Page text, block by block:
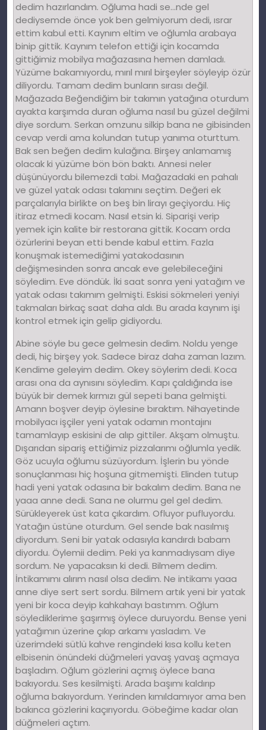
dedim hazırlandım. Oğluma hadi se…nde gel
dediysemde önce yok ben gelmiyorum dedi, ısrar
ettim kabul etti. Kaynım eltim ve oğlumla arabaya
binip gittik. Kaynım telefon ettiği için kocamda
gittiğimiz mobilya mağazasına hemen damladı.
Yüzüme bakamıyordu, mırıl mırıl birşeyler söyleyip özür
diliyordu. Tamam dedim bunların sırası değil.
Mağazada Beğendiğim bir takımın yatağına oturdum
ayakta karşımda duran oğluma nasıl bu güzel değilmi
diye sordum. Serkan omzunu silkip bana ne gibisinden
cevap verdi ama kolundan tutup yanıma oturttum.
Bak sen beğen dedim kulağına. Birşey anlamamış
olacak ki yüzüme bön bön baktı. Annesi neler
düşünüyordu bilemezdi tabi. Mağazadaki en pahalı
ve güzel yatak odası takımını seçtim. Değeri ek
parçalarıyla birlikte on beş bin lirayı geçiyordu. Hiç
itiraz etmedi kocam. Nasıl etsin ki. Siparişi verip
yemek için kalite bir restorana gittik. Kocam orda
özürlerini beyan etti bende kabul ettim. Fazla
konuşmak istemediğimi yatakodasının
değişmesinden sonra ancak eve gelebileceğini
söyledim. Eve döndük. İki saat sonra yeni yatağım ve
yatak odası takımım gelmişti. Eskisi sökmeleri yeniyi
takmaları birkaç saat daha aldı. Bu arada kaynım işi
kontrol etmek için gelip gidiyordu.
Abine söyle bu gece gelmesin dedim. Noldu yenge
dedi, hiç birşey yok. Sadece biraz daha zaman lazım.
Kendime geleyim dedim. Okey söylerim dedi. Koca
arası ona da aynısını söyledim. Kapı çaldığında ise
büyük bir demek kırmızı gül sepeti bana gelmişti.
Amann boşver deyip öylesine bıraktım. Nihayetinde
mobilyacı işçiler yeni yatak odamın montajını
tamamlayıp eskisini de alıp gittiler. Akşam olmuştu.
Dışarıdan sipariş ettiğimiz pizzalarımı oğlumla yedik.
Göz ucuyla oğlumu süzüyordum. İşlerin bu yönde
sonuçlanması hiç hoşuna gitmemişti. Elinden tutup
hadi yeni yatak odasına bir bakalım dedim. Bana ne
yaaa anne dedi. Sana ne olurmu gel gel dedim.
Sürükleyerek üst kata çıkardım. Ofluyor pufluyordu.
Yatağın üstüne oturdum. Gel sende bak nasılmış
diyordum. Seni bir yatak odasıyla kandırdı babam
diyordu. Öylemii dedim. Peki ya kanmadıysam diye
sordum. Ne yapacaksın ki dedi. Bilmem dedim.
İntikamımı alırım nasıl olsa dedim. Ne intikamı yaaa
anne diye sert sert sordu. Bilmem artık yeni bir yatak
yeni bir koca deyip kahkahayı bastımm. Oğlum
söylediklerime şaşırmış öylece duruyordu. Bense yeni
yatağımın üzerine çıkıp arkamı yasladım. Ve
üzerimdeki sütlü kahve rengindeki kısa kollu keten
elbisenin önündeki düğmeleri yavaş yavaş açmaya
başladım. Oğlum gözlerini açmış öylece bana
bakıyordu. Ses kesilmişti. Arada başımı kaldırıp
oğluma bakıyordum. Yerinden kımıldamıyor ama ben
bakınca gözlerini kaçırıyordu. Göbeğime kadar olan
düğmeleri açtım.